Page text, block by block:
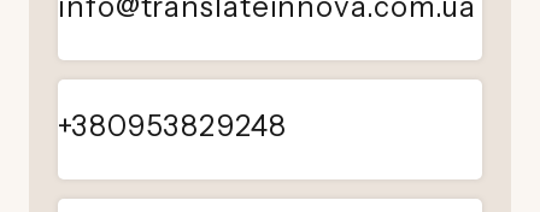
+380953829248